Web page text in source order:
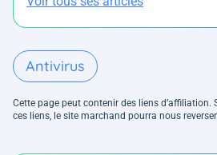
Antivirus
Cette page peut contenir des liens d’affiliation.
ces liens, le site marchand pourra nous